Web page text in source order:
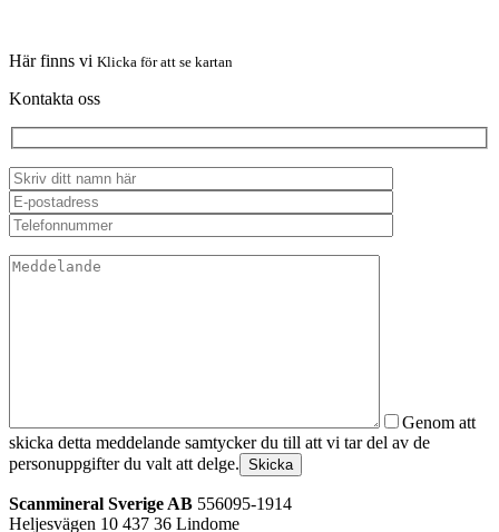
Här finns vi Klicka för att se kartan
Kontakta oss
Genom att
skicka detta meddelande samtycker du till att vi tar del av de
personuppgifter du valt att delge. Skicka
Scanmineral Sverige AB 556095-1914
Heljesvägen 10 437 36 Lindome